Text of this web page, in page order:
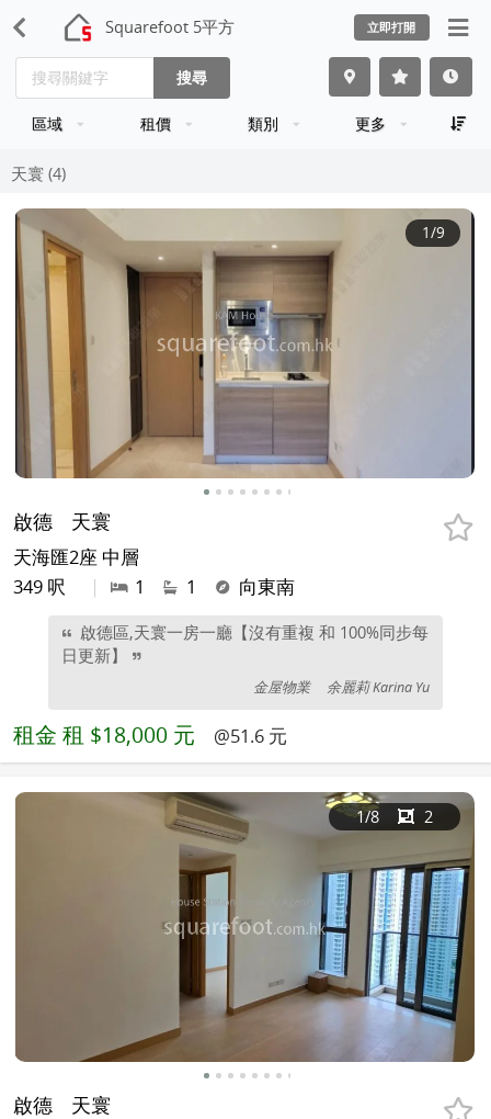
Squarefoot 5平方 立即打開
搜尋
區域 租價 類別 更多
天寰 (4)
1/9
啟德 天寰
天海匯2座 中層
349 呎
| 1 1 向東南
啟德區,天寰一房一廳【沒有重複 和 100%同步每
日更新】
金屋物業 余麗莉 Karina Yu
租金 租 $18,000 元 @51.6 元
1/8 2
啟德 天寰